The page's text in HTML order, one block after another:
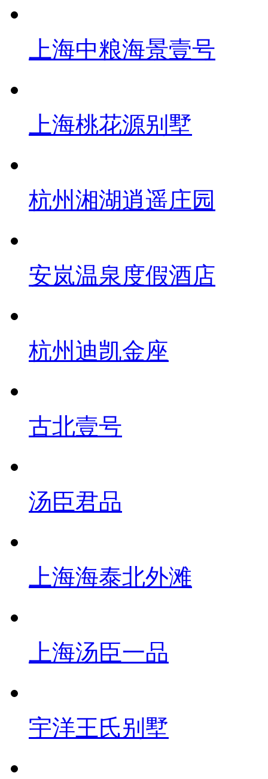
上海中粮海景壹号
上海桃花源别墅
杭州湘湖逍遥庄园
安岚温泉度假酒店
杭州迪凯金座
古北壹号
汤臣君品
上海海泰北外滩
上海汤臣一品
宇洋王氏别墅